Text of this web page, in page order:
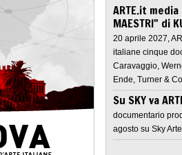
ARTE.it
MAESTRI" di
20 aprile 2027,
italiane cinque
Caravaggio,
Ende, Turner &
Su SKY va
documentario
agosto su Sky Arte